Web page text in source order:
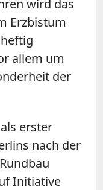
wird das
Erzbistum
allem um
der
erster
nach der
Initiative